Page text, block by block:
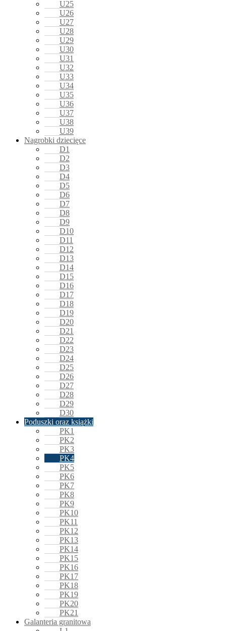
U25
U26
U27
U28
U29
U30
U31
U32
U33
U34
U35
U36
U37
U38
U39
Nagrobki dziecięce
D1
D2
D3
D4
D5
D6
D7
D8
D9
D10
D11
D12
D13
D14
D15
D16
D17
D18
D19
D20
D21
D22
D23
D24
D25
D26
D27
D28
D29
D30
Poduszki oraz książki
PK1
PK2
PK3
PK4
PK5
PK6
PK7
PK8
PK9
PK10
PK11
PK12
PK13
PK14
PK15
PK16
PK17
PK18
PK19
PK20
PK21
Galanteria granitowa